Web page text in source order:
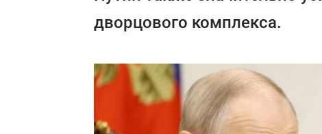
дворцового комплекса.